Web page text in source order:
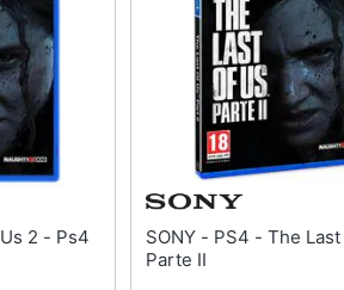
SONY - PS4 - The Last of Us
Parte II